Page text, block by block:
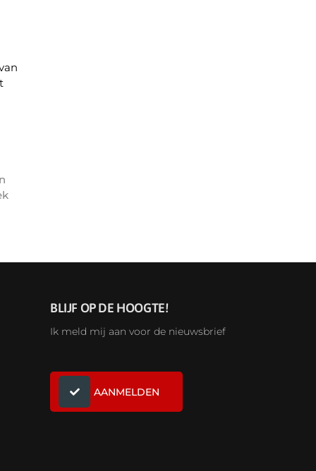
BLIJF OP DE HOOGTE!
Ik meld mij aan voor de nieuwsbrief
AANMELDEN